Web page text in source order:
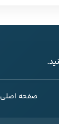
صفحه اصلی